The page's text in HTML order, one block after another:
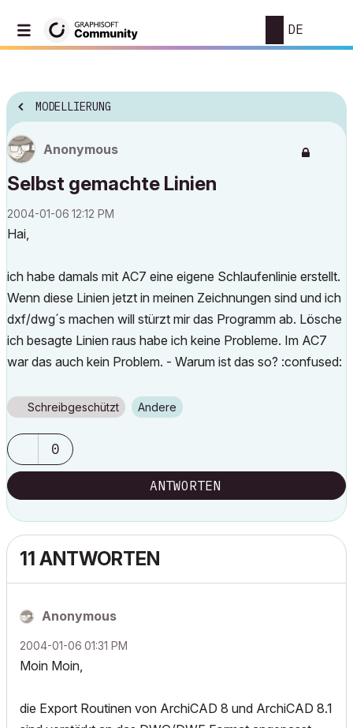
DE
MODELLIERUNG
Anonymous
Selbst gemachte Linien
‎2004-01-06 12:12 PM
Hai,
ich habe damals mit AC7 eine eigene Schlaufenlinie erstellt.
Wenn diese Linien jetzt in meinen Zeichnungen sind und ich
dxf/dwg´s machen will stürzt mir das Programm ab. Lösche
ich besagte Linien raus habe ich keine Probleme. Im AC7
war das auch kein Problem. - Warum ist das so? :confused:
Schreibgeschützt Andere
0
ANTWORTEN
11 ANTWORTEN
Anonymous
‎2004-01-06 01:31 PM
Moin Moin,
die Export Routinen von ArchiCAD 8 und ArchiCAD 8.1